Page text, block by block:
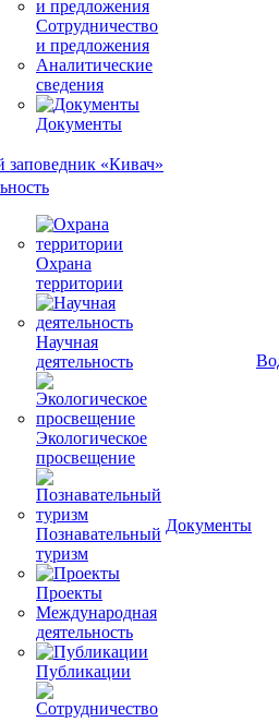
Сотрудничество
и предложения
Аналитические
сведения
Документы
Охрана
территории
Научная
деятельность
Экологическое
просвещение
Познавательный
туризм
Проекты
Международная
деятельность
Публикации
Документы